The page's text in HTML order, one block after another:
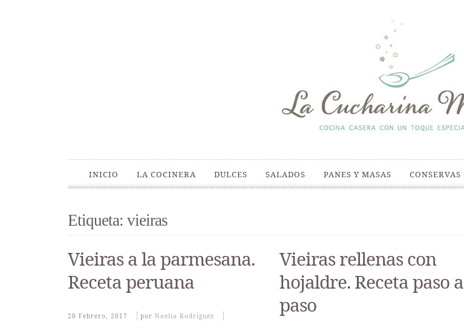
INICIO LA COCINERA DULCES SALADOS PANES Y MASAS CONSERVAS
Etiqueta: vieiras
Vieiras a la parmesana.
Receta peruana
20 Febrero, 2017 Por Noelia Rodríguez
Vieiras rellenas con
hojaldre. Receta paso a
paso